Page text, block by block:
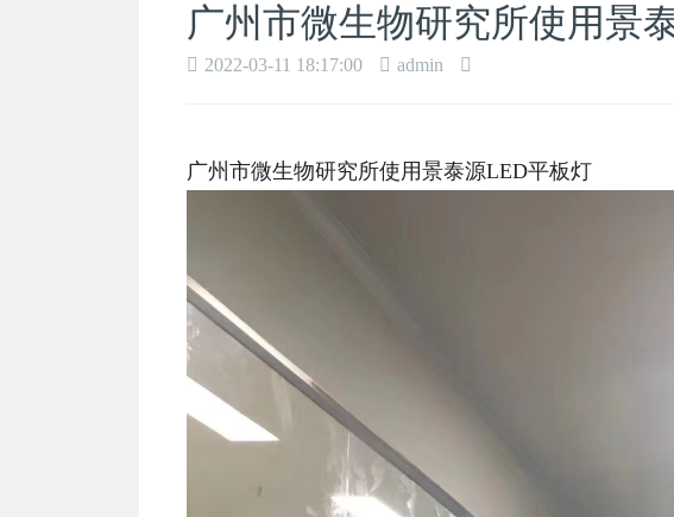
广州市微生物研究所使用景
2022-03-11 18:17:00 admin
广州市微生物研究所使用景泰源LED平板灯